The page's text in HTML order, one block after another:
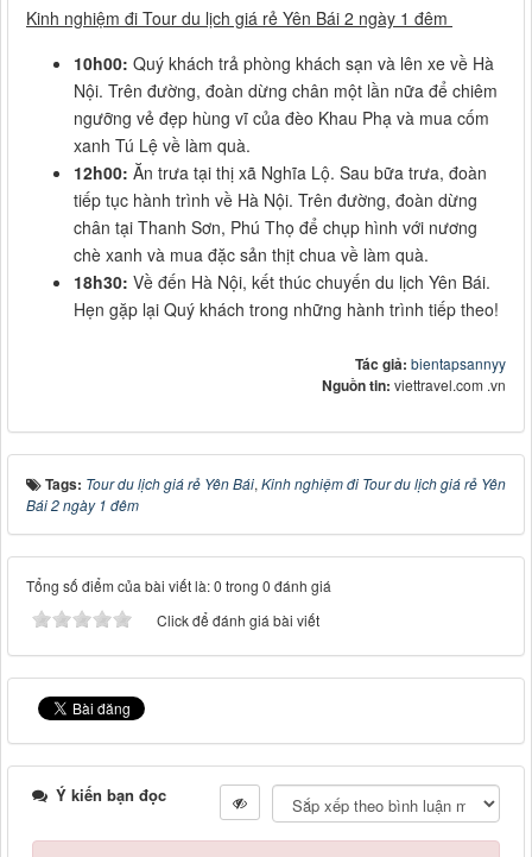
Kinh nghiệm đi Tour du lịch giá rẻ Yên Bái 2 ngày 1 đêm
10h00: Quý khách trả phòng khách sạn và lên xe về Hà
Nội. Trên đường, đoàn dừng chân một lần nữa để chiêm
ngưỡng vẻ đẹp hùng vĩ của đèo Khau Phạ và mua cốm
xanh Tú Lệ về làm quà.
12h00: Ăn trưa tại thị xã Nghĩa Lộ. Sau bữa trưa, đoàn
tiếp tục hành trình về Hà Nội. Trên đường, đoàn dừng
chân tại Thanh Sơn, Phú Thọ để chụp hình với nương
chè xanh và mua đặc sản thịt chua về làm quà.
18h30: Về đến Hà Nội, kết thúc chuyến du lịch Yên Bái.
Hẹn gặp lại Quý khách trong những hành trình tiếp theo!
Tác giả: bientapsannyy
Nguồn tin: viettravel.com .vn
Tags: Tour du lịch giá rẻ Yên Bái, Kinh nghiệm đi Tour du lịch giá rẻ Yên
Bái 2 ngày 1 đêm
Tổng số điểm của bài viết là: 0 trong 0 đánh giá
Click để đánh giá bài viết
Ý kiến bạn đọc